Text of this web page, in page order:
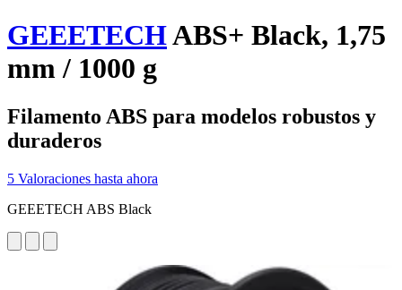
GEEETECHABS+ Black, 1,75
mm / 1000 g
Filamento ABS para modelos robustos y
duraderos
5 Valoraciones hasta ahora
GEEETECH ABS Black